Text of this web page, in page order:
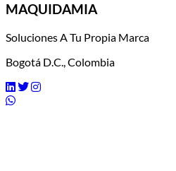
MAQUIDAMIA
Soluciones A Tu Propia Marca
Bogotá D.C., Colombia